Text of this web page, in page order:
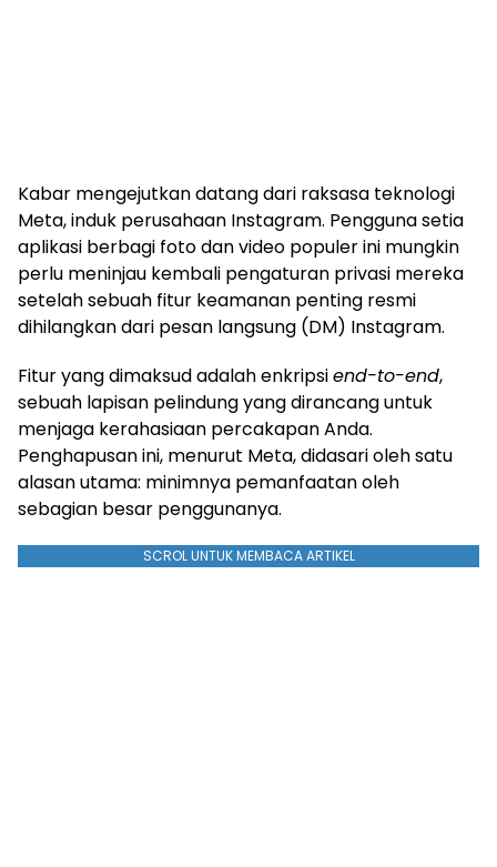
Kabar mengejutkan datang dari raksasa teknologi
Meta, induk perusahaan Instagram. Pengguna setia
aplikasi berbagi foto dan video populer ini mungkin
perlu meninjau kembali pengaturan privasi mereka
setelah sebuah fitur keamanan penting resmi
dihilangkan dari pesan langsung (DM) Instagram.
Fitur yang dimaksud adalah enkripsiend-to-end,
sebuah lapisan pelindung yang dirancang untuk
menjaga kerahasiaan percakapan Anda.
Penghapusan ini, menurut Meta, didasari oleh satu
alasan utama: minimnya pemanfaatan oleh
sebagian besar penggunanya.
SCROL UNTUK MEMBACA ARTIKEL